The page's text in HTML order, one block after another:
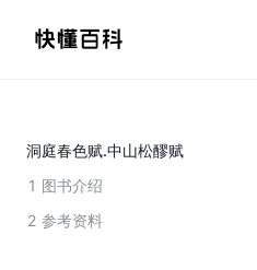
洞庭春色赋.中山松醪赋
1 图书介绍
2 参考资料